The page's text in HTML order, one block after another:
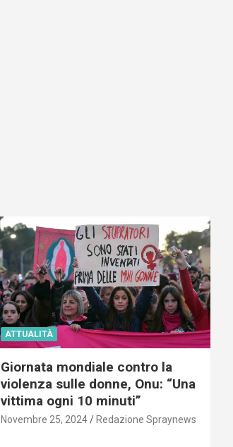
ATTUALITÀ
Giornata mondiale contro la
violenza sulle donne, Onu: “Una
vittima ogni 10 minuti”
Novembre 25, 2024 Redazione Spraynews